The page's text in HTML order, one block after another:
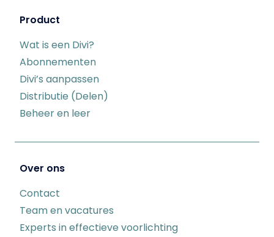
Product
Wat is een Divi?
Abonnementen
Divi’s aanpassen
Distributie (Delen)
Beheer en leer
Over ons
Contact
Team en vacatures
Experts in effectieve voorlichting